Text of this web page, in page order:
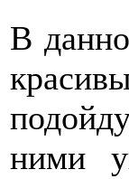
В
ними